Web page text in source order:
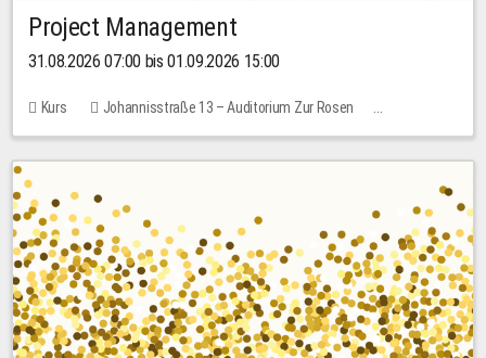
Project Management
31.08.2026 07:00 bis 01.09.2026 15:00
Kurs
Johannisstraße 13 – Auditorium Zur Rosen
Keine freien Plätze
30,00 EUR